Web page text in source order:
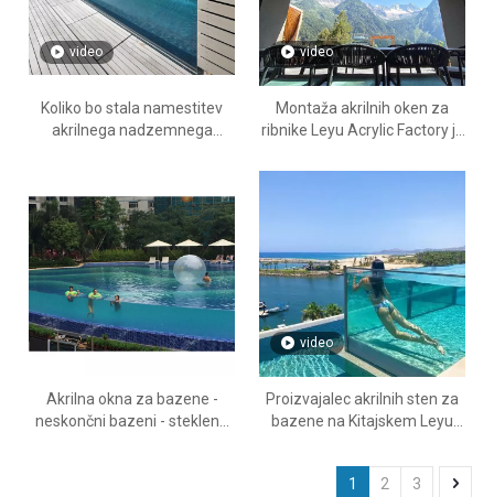
video
Koliko bo stala namestitev
akrilnega nadzemnega
video
Montaža akrilnih oken za
ribnike Leyu Acrylic Factory je
zagotavljanje
Akrilna okna za bazene -
neskončni bazeni - steklene
video
Proizvajalec akrilnih sten za
bazene na Kitajskem Leyu
ustanovil tovarno z najnižjo
ceno leta 2024 - LEYU
1 2 3